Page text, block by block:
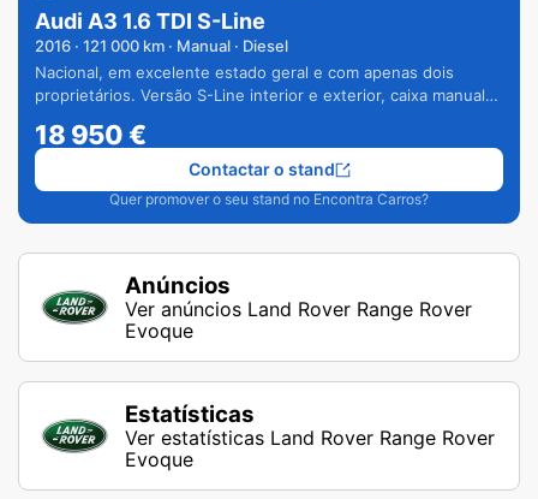
Audi A3 1.6 TDI S-Line
2016 · 121 000 km · Manual · Diesel
Nacional, em excelente estado geral e com apenas dois
proprietários. Versão S-Line interior e exterior, caixa manual
18 950€
Quer promover o seu stand no Encontra Carros?
Contactar o stand
Anúncios
Ver anúncios Land Rover Range Rover
Evoque
Estatísticas
Ver estatísticas Land Rover Range Rover
Evoque